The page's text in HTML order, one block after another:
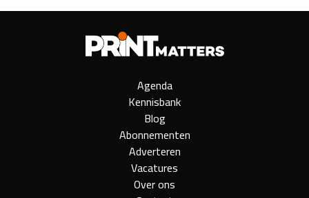
Agenda
Kennisbank
Blog
Abonnementen
Adverteren
Vacatures
Over ons